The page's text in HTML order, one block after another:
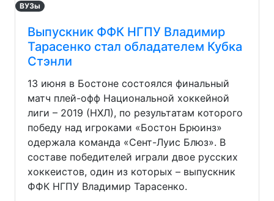
ВУЗы
Выпускник ФФК НГПУ Владимир
Тарасенко стал обладателем Кубка
Стэнли
13 июня в Бостоне состоялся финальный
матч плей-офф Национальной хоккейной
лиги – 2019 (НХЛ), по результатам которого
победу над игроками «Бостон Брюинз»
одержала команда «Сент-Луис Блюз». В
составе победителей играли двое русских
хоккеистов, один из которых – выпускник
ФФК НГПУ Владимир Тарасенко.